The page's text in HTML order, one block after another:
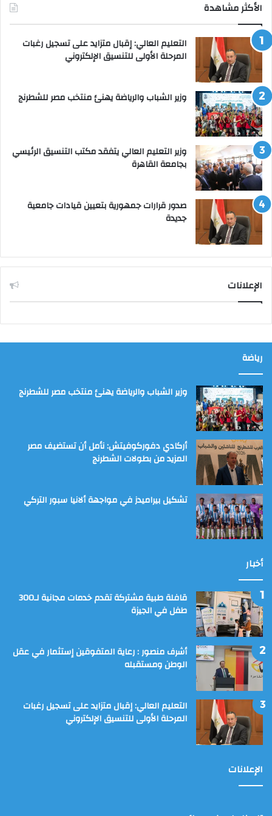
الأكثر مشاهدة
التعليم العالي: إقبال متزايد على تسجيل رغبات
المرحلة الأولى للتنسيق الإلكتروني
وزير الشباب والرياضة يهنئ منتخب مصر للشطرنج
وزير التعليم العالي يتفقد مكتب التنسيق الرئيسي
بجامعة القاهرة
صدور قرارات جمهورية بتعيين قيادات جامعية
جديدة
الإعلانات
رياضة
وزير الشباب والرياضة يهنئ منتخب مصر للشطرنج
أركادي دفوركوفيتش: نأمل أن تستضيف مصر
المزيد من بطولات الشطرنج
تشكيل بيراميدز في مواجهة ألانيا سبور التركي
أخبار
قافلة طبية مشتركة تقدم خدمات مجانية لـ300
طفل في الجيزة
أشرف منصور : رعاية المتفوقين إستثمار في عقل
الوطن ومستقبله
التعليم العالي: إقبال متزايد على تسجيل رغبات
المرحلة الأولى للتنسيق الإلكتروني
الإعلانات